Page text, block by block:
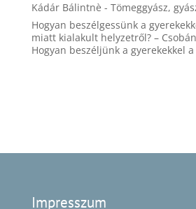
Kádár Bálintnè - Tömeggyász,
Hogyan beszélgessünk a
miatt kialakult helyzetről? –
Hogyan beszéljünk a gyerekekkel
Impresszum